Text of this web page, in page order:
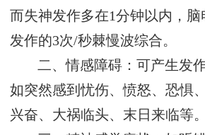
而失神发作多在1分钟以内，
发作的3次/秒棘慢波综合。
二、情感障碍：可产生发
如突然感到忧伤、愤怒、恐惧
兴奋、大祸临头、末日来临等。